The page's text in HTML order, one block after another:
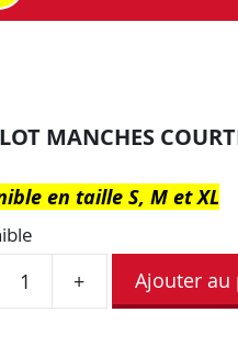
MANCHES
en taille S, M et XL
+ Ajouter au